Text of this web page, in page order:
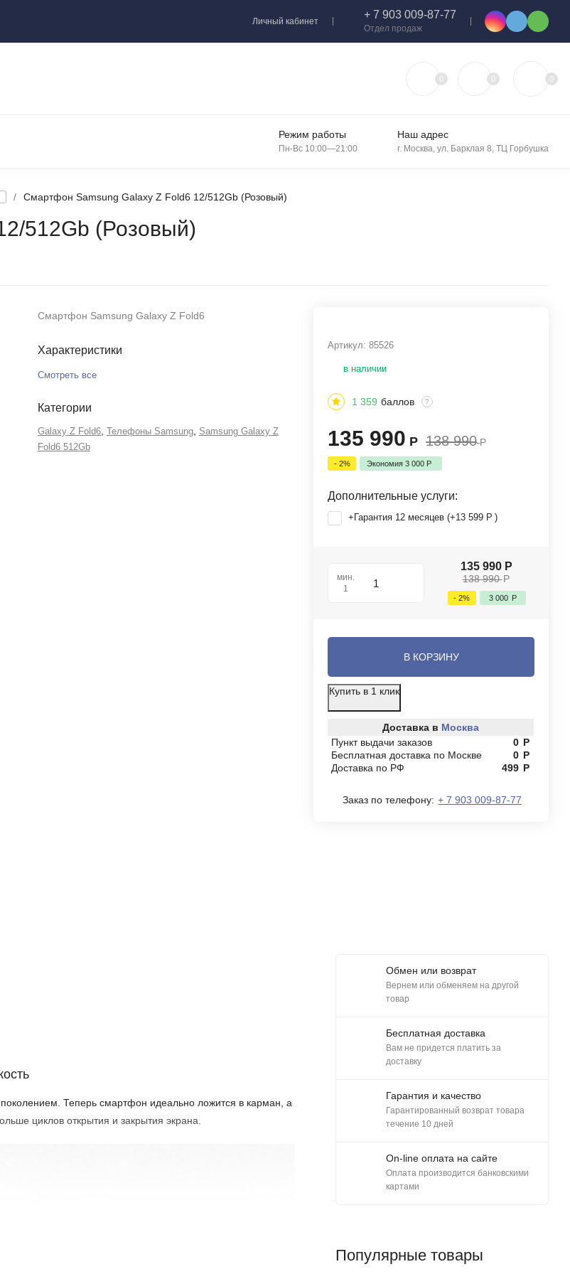
Личный кабинет
+ 7 903 009-87-77
Отдел продаж
0 0 0
Режим работы
Пн-Вс 10:00—21:00
Наш адрес
г. Москва, ул. Барклая 8, ТЦ Горбушка
/ Смартфон Samsung Galaxy Z Fold6 12/512Gb (Розовый)
512Gb (Розовый)
Смартфон Samsung Galaxy Z Fold6
Характеристики
Смотреть все
Категории
Galaxy Z Fold6, Телефоны Samsung, Samsung Galaxy Z
Fold6 512Gb
Артикул:85526
в наличии
1 359 баллов ?
135 990 Р 138 990 Р
- 2% Экономия3 000 Р
Дополнительные услуги:
+Гарантия 12 месяцев (+13 599 Р )
мин.
1
135 990 Р
138 990 Р
- 2% 3 000 Р
В КОРЗИНУ
Купить в 1 клик
Доставка в Москва
Пункт выдачи заказов
0 Р
Бесплатная доставка по Москве
0 Р
Доставка по РФ
499 Р
Заказ по телефону: + 7 903 009-87-77
Теперь смартфон идеально ложится в карман, а
циклов открытия и закрытия экрана.
Обмен или возврат
Вернем или обменяем на другой
товар
Бесплатная доставка
Вам не придется платить за
доставку
Гарантия и качество
Гарантированный возврат товара
течение 10 дней
On-line оплата на сайте
Оплата производится банковскими
картами
Популярные товары